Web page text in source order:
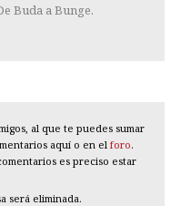
Buda a Bunge.
al que te puedes sumar
aquí o en el foro.
es preciso estar
será eliminada.